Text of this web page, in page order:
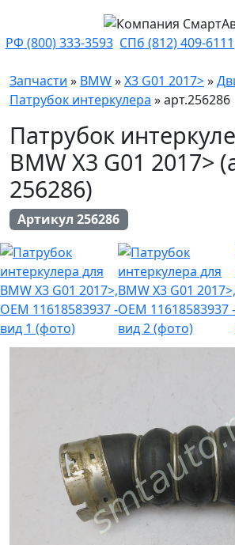
РФ (800) 333-3593 СПб (812) 409-6111
Запчасти » BMW»X3 G01 2017>»
Патрубок интеркулера »арт.256286
Патрубок
BMW X3 G01 2017>
256286)
Артикул 256286